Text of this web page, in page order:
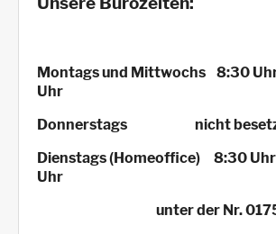
Montags und Mittwochs 8:30
Uhr
Donnerstags nicht
Dienstags (Homeoffice) 8:30
Uhr
unter der Nr. 0175 / 8